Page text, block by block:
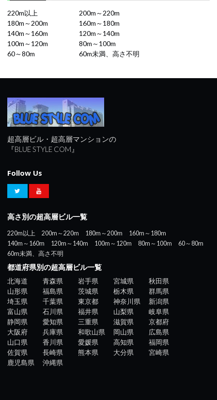
220m以上
200m～220m
180m～200m
160m～180m
140m～160m
120m～140m
100m～120m
80m～100m
60～80m
60m未満、高さ不明
超高層ビル・超高層マンションの
『BLUE STYLE COM』
Follow Us
高さ別の超高層ビル一覧
220m以上 200m～220m 180m～200m
160m～180m
140m～160m
120m～140m 100m～120m 80m～100m
60～80m
60m未満、高さ不明
都道府県別の超高層ビル一覧
北海道 青森県 岩手県 宮城県
秋田県
山形県
福島県 茨城県 栃木県
群馬県
埼玉県
千葉県 東京都 神奈川県
新潟県
富山県
石川県 福井県 山梨県
岐阜県
静岡県
愛知県 三重県 滋賀県
京都府
大阪府
兵庫県 和歌山県 岡山県
広島県
山口県
香川県 愛媛県 高知県
福岡県
佐賀県
長崎県 熊本県 大分県
宮崎県
鹿児島県
沖縄県